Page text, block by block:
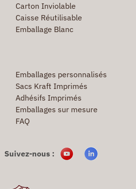
Carton Inviolable
Caisse Réutilisable
Emballage Blanc
Emballages personnalisés
Sacs Kraft Imprimés
Adhésifs Imprimés
Emballages sur mesure
FAQ
Suivez-nous :